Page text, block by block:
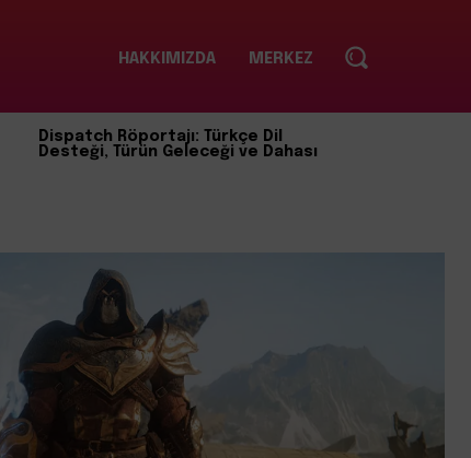
HAKKIMIZDA MERKEZ
Dispatch Röportajı: Türkçe Dil
Desteği, Türün Geleceği ve Dahası